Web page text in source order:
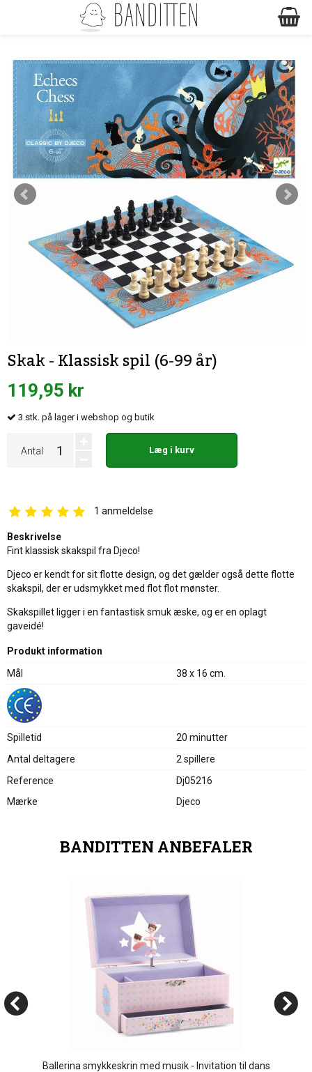
Skak - Klassisk spil (6-99 år)
119,95 kr
3 stk. på lager i webshop og butik
Antal Læg i kurv
1 anmeldelse
Beskrivelse
Fint klassisk skakspil fra Djeco!
Djeco er kendt for sit flotte design, og det gælder også dette flotte
skakspil, der er udsmykket med flot flot mønster.
Skakspillet ligger i en fantastisk smuk æske, og er en oplagt
gaveidé!
Produkt information
Mål
38 x 16 cm.
Spilletid
20 minutter
Antal deltagere
2 spillere
Reference
Dj05216
Mærke
Djeco
BANDITTEN ANBEFALER
Ballerina smykkeskrin med musik - Invitation til dans